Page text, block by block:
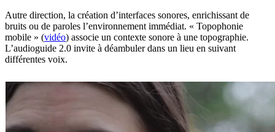
Autre direction, la création d’interfaces sonores, enrichissant de
bruits ou de paroles l’environnement immédiat. « Topophonie
mobile » (vidéo) associe un contexte sonore à une topographie.
L’audioguide 2.0 invite à déambuler dans un lieu en suivant
différentes voix.